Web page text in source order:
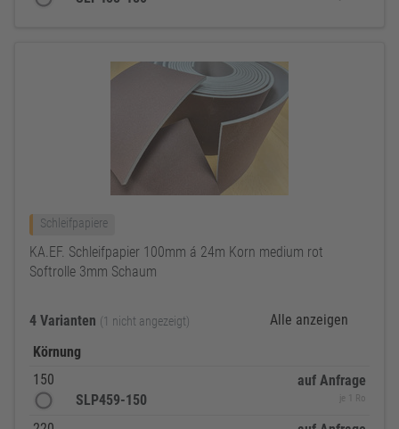
Schleifpapiere
KA.EF. Schleifpapier 100mm á 24m Korn medium rot
Softrolle 3mm Schaum
4 Varianten (1 nicht angezeigt)
Alle anzeigen
Körnung
150
SLP459-150
auf Anfrage
je 1 Ro